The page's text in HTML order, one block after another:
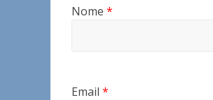
Nome *
Email *